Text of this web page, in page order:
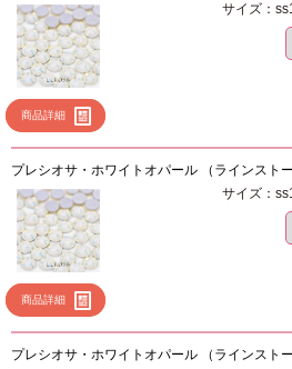
商品詳細
サイズ：
プレシオサ・ホワイトオパール （ラインスト
商品詳細
サイズ：
プレシオサ・ホワイトオパール （ラインスト